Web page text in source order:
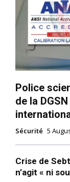
Police
de la
Sécurité 5
Crise de
n’agit « ni